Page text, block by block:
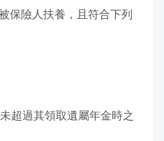
保險人扶養，且符合下列
超過其領取遺屬年金時之